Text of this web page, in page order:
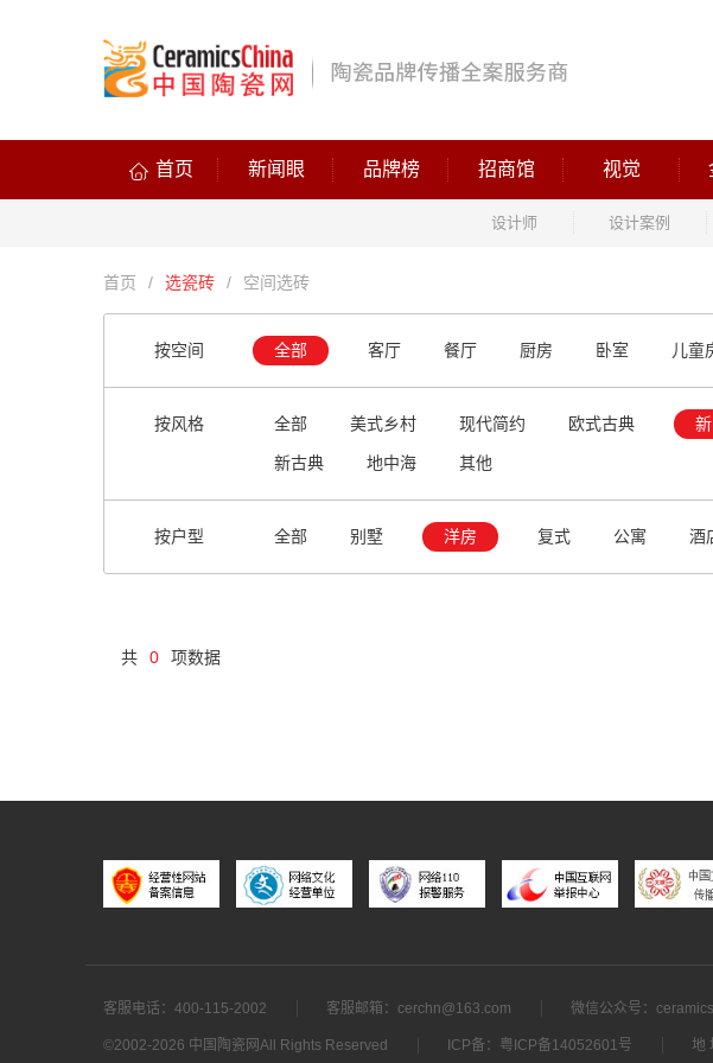
首页 新闻眼 品牌榜 招商馆 视觉
设计师 设计案例
首页 / 选瓷砖 / 空间选砖
按空间 全部 客厅 餐厅 厨房 卧室 儿童
按风格 全部 美式乡村 现代简约 欧式古典
新古典 地中海 其他
按户型 全部 别墅 洋房 复式 公寓 酒
共 0 项数据
客服电话：400-115-2002 客服邮箱：cerchn@163.com 微信公众号：
©2002-2026 中国陶瓷网All Rights Reserved ICP备： 粤ICP备14052601号 地